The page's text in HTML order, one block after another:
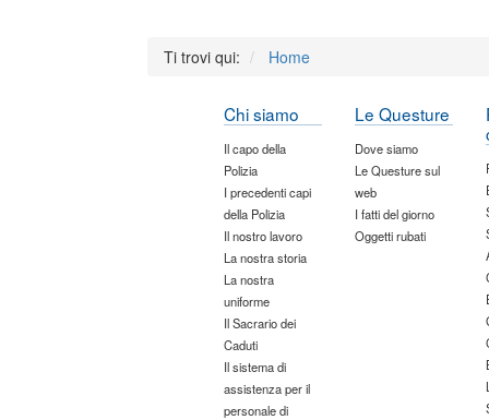
Ti trovi qui: Home
Chi siamo
Il capo della
Polizia
I precedenti capi
della Polizia
Il nostro lavoro
La nostra storia
La nostra
uniforme
Il Sacrario dei
Caduti
Il sistema di
assistenza per il
personale di
Le Questure
Dove siamo
Le Questure sul
web
I fatti del giorno
Oggetti rubati